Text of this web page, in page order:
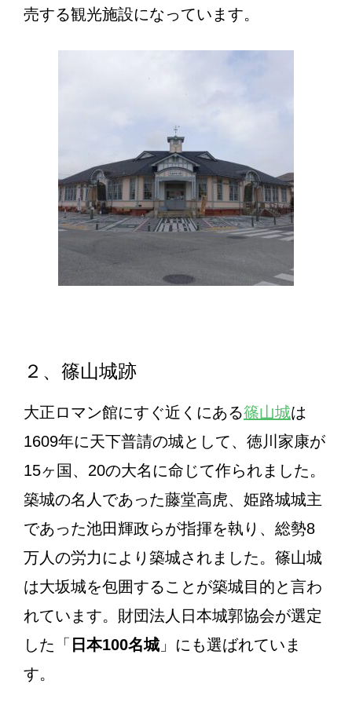
売する観光施設になっています。
２、篠山城跡
大正ロマン館にすぐ近くにある篠山城は
1609年に天下普請の城として、徳川家康が
15ヶ国、20の大名に命じて作られました。
築城の名人であった藤堂高虎、姫路城城主
であった池田輝政らが指揮を執り、総勢8
万人の労力により築城されました。篠山城
は大坂城を包囲することが築城目的と言わ
れています。財団法人日本城郭協会が選定
した「 日本100名城 」にも選ばれていま
す。